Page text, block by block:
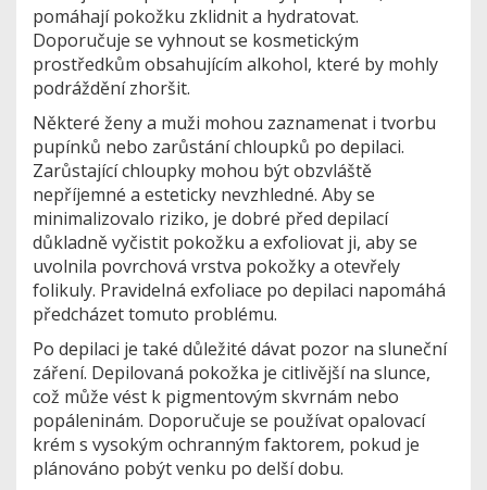
pomáhají pokožku zklidnit a hydratovat.
Doporučuje se vyhnout se kosmetickým
prostředkům obsahujícím alkohol, které by mohly
podráždění zhoršit.
Některé ženy a muži mohou zaznamenat i tvorbu
pupínků nebo zarůstání chloupků po depilaci.
Zarůstající chloupky mohou být obzvláště
nepříjemné a esteticky nevzhledné. Aby se
minimalizovalo riziko, je dobré před depilací
důkladně vyčistit pokožku a exfoliovat ji, aby se
uvolnila povrchová vrstva pokožky a otevřely
folikuly. Pravidelná exfoliace po depilaci napomáhá
předcházet tomuto problému.
Po depilaci je také důležité dávat pozor na sluneční
záření. Depilovaná pokožka je citlivější na slunce,
což může vést k pigmentovým skvrnám nebo
popáleninám. Doporučuje se používat opalovací
krém s vysokým ochranným faktorem, pokud je
plánováno pobýt venku po delší dobu.